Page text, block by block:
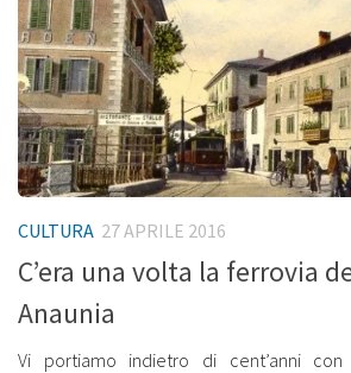
CULTURA 27 APRILE 2016
C’era una volta la ferrovia
Anaunia
Vi portiamo indietro di cent’anni